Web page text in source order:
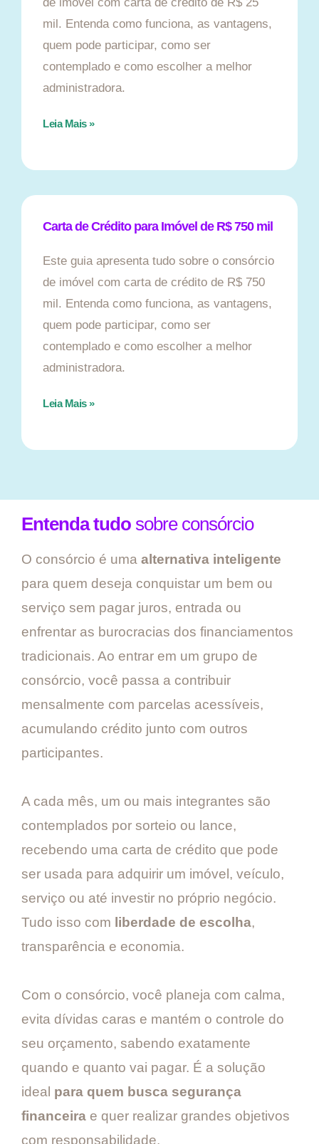
mil. Entenda como funciona, as vantagens,
quem pode participar, como ser
contemplado e como escolher a melhor
administradora.
Leia Mais »
Carta de Crédito para Imóvel de R$ 750 mil
Este guia apresenta tudo sobre o consórcio
de imóvel com carta de crédito de R$ 750
mil. Entenda como funciona, as vantagens,
quem pode participar, como ser
contemplado e como escolher a melhor
administradora.
Leia Mais »
Entenda tudo sobre consórcio
O consórcio é uma alternativa inteligente
para quem deseja conquistar um bem ou
serviço sem pagar juros, entrada ou
enfrentar as burocracias dos financiamentos
tradicionais. Ao entrar em um grupo de
consórcio, você passa a contribuir
mensalmente com parcelas acessíveis,
acumulando crédito junto com outros
participantes.
A cada mês, um ou mais integrantes são
contemplados por sorteio ou lance,
recebendo uma carta de crédito que pode
ser usada para adquirir um imóvel, veículo,
serviço ou até investir no próprio negócio.
Tudo isso com liberdade de escolha,
transparência e economia.
Com o consórcio, você planeja com calma,
evita dívidas caras e mantém o controle do
seu orçamento, sabendo exatamente
quando e quanto vai pagar. É a solução
ideal para quem busca segurança
financeira e quer realizar grandes objetivos
com responsabilidade.